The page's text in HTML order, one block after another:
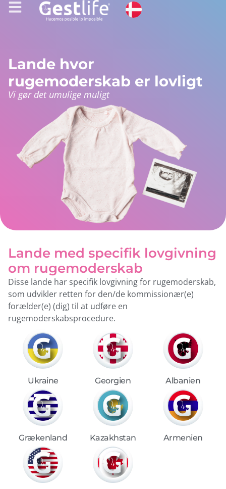
Lande hvor
rugemoderskab er lovligt
Vi gør det umulige muligt
Lande med specifik lovgivning
om rugemoderskab
Disse lande har specifik lovgivning for rugemoderskab,
som udvikler retten for den/de kommissionær(e)
forælder(e) (dig) til at udføre en
rugemoderskabsprocedure.
Ukraine Georgien Albanien
Grækenland Kazakhstan Armenien